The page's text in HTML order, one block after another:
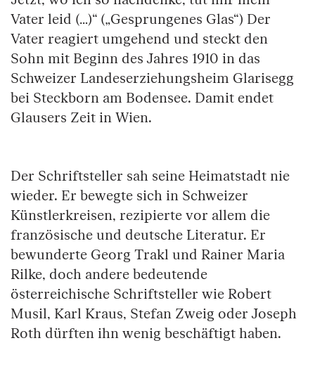
Vater leid (…)“ („Gesprungenes Glas“) Der
Vater reagiert umgehend und steckt den
Sohn mit Beginn des Jahres 1910 in das
Schweizer Landeserziehungsheim Glarisegg
bei Steckborn am Bodensee. Damit endet
Glausers Zeit in Wien.
Der Schriftsteller sah seine Heimatstadt nie
wieder. Er bewegte sich in Schweizer
Künstlerkreisen, rezipierte vor allem die
französische und deutsche Literatur. Er
bewunderte Georg Trakl und Rainer Maria
Rilke, doch andere bedeutende
österreichische Schriftsteller wie Robert
Musil, Karl Kraus, Stefan Zweig oder Joseph
Roth dürften ihn wenig beschäftigt haben.